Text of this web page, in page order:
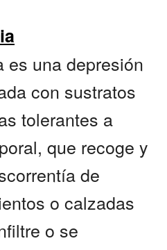
es una depresión
con sustratos
tolerantes a
que recoge y
de
o calzadas
o se